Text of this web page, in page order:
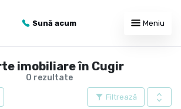
Sună acum Meniu
0 rezultate
imobiliare în Cugir
Filtrează